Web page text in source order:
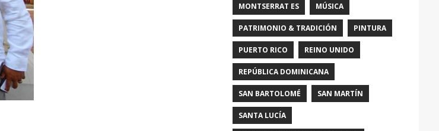
MONTSERRAT ES MÚSICA
PATRIMONIO & TRADICIÓN PINTURA
PUERTO RICO REINO UNIDO
REPÚBLICA DOMINICANA
SAN BARTOLOMÉ SAN MARTÍN
SANTA LUCÍA